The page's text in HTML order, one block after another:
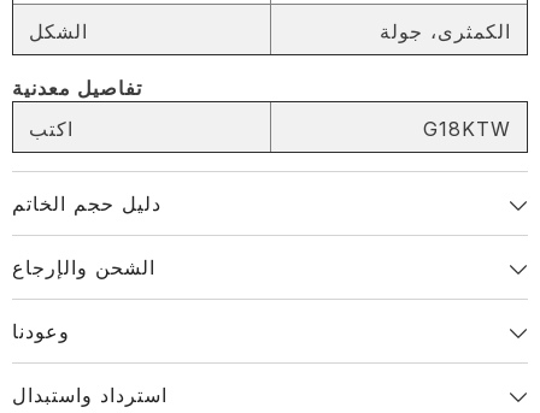
الشكل الكمثرى، جولة
تفاصيل معدنية
اكتب
G18KTW
دليل حجم الخاتم
الشحن والإرجاع
وعودنا
استرداد واستبدال